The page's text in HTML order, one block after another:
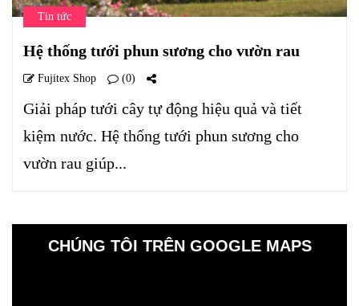
Tin tức
Hệ thống tưới phun sương cho vườn rau
Fujitex Shop (0)
Giải pháp tưới cây tự động hiệu quả và tiết
kiệm nước. Hệ thống tưới phun sương cho
vườn rau giúp...
CHÚNG TÔI TRÊN GOOGLE MAPS